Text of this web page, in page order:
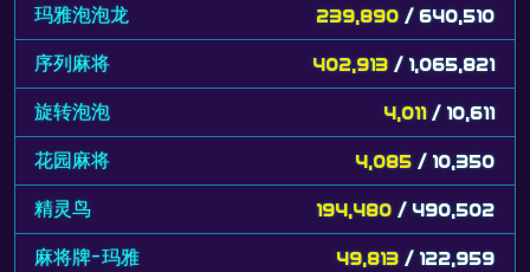
玛雅泡泡龙 239,890 / 640,510
序列麻将 402,913 / 1,065,821
旋转泡泡 4,011 / 10,611
花园麻将 4,085 / 10,350
精灵鸟 194,480 / 490,502
麻将牌-玛雅 49,813 / 122,959